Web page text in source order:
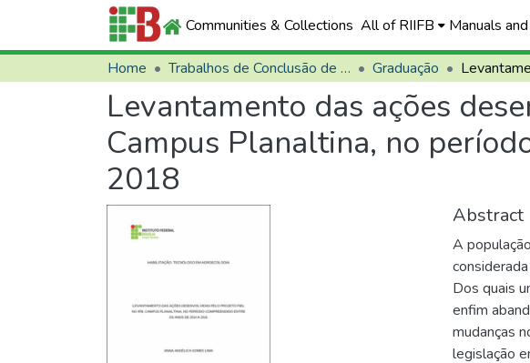
Communities & Collections All of RIIFB Manuals
Home Trabalhos de Conclusão de Curso (TCCs) Graduação
Levantamento das ações
Campus Planaltina, no
2018
Abstract
A
Dos quais
enfim
mudanças
legislação